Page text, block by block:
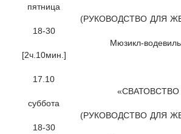
пятница
18-30
[2ч.10мин.]
(РУКОВОДСТВО ДЛЯ
Мюзикл-
17.10
суббота
18-30
(РУКОВОДСТВО ДЛЯ